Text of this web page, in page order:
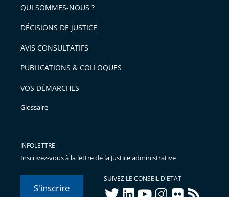
arriver
après
l'article
pour
avant
QUI SOMMES-NOUS ?
DÉCISIONS DE JUSTICE
AVIS CONSULTATIFS
PUBLICATIONS & COLLOQUES
VOS DÉMARCHES
Glossaire
INFOLETTRE
Inscrivez-vous à la lettre de la Justice administrative
S'inscrire
SUIVEZ LE CONSEIL D'ETAT
twitterlinkedInyoutubeinstagram
flickr rss